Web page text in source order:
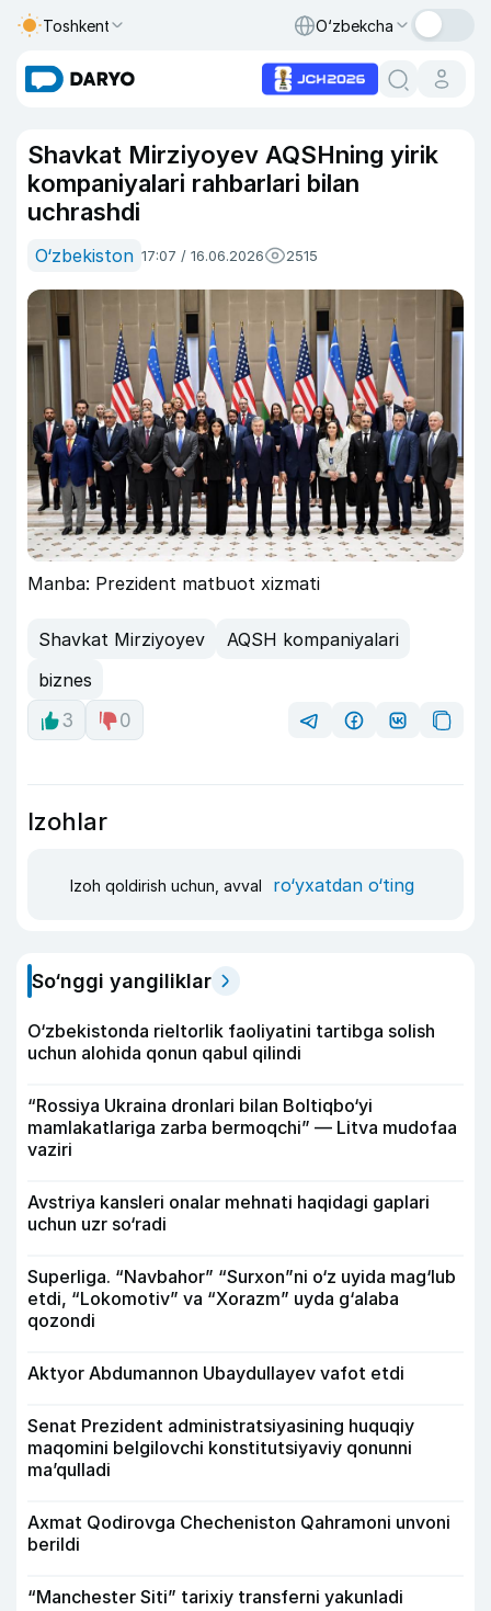
Toshkent O‘zbekcha
Shavkat Mirziyoyev AQSHning yirik
kompaniyalari rahbarlari bilan
uchrashdi
O‘zbekiston 17:07 / 16.06.2026 2515
Manba: Prezident matbuot xizmati
Shavkat Mirziyoyev
AQSH kompaniyalari
biznes
3
0
Izohlar
Izoh qoldirish uchun, avval ro‘yxatdan o‘ting
So‘nggi yangiliklar
O‘zbekistonda rieltorlik faoliyatini tartibga solish
uchun alohida qonun qabul qilindi
“Rossiya Ukraina dronlari bilan Boltiqbo‘yi
mamlakatlariga zarba bermoqchi” — Litva mudofaa
vaziri
Avstriya kansleri onalar mehnati haqidagi gaplari
uchun uzr so‘radi
Superliga. “Navbahor” “Surxon”ni o‘z uyida mag‘lub
etdi, “Lokomotiv” va “Xorazm” uyda g‘alaba
qozondi
Aktyor Abdu­mannon Ubaydullayev vafot etdi
Senat Prezident administratsiyasining huquqiy
maqomini belgilovchi konstitutsiyaviy qonunni
ma’qulladi
Axmat Qodirovga Checheniston Qahramoni unvoni
berildi
“Manchester Siti” tarixiy transferni yakunladi